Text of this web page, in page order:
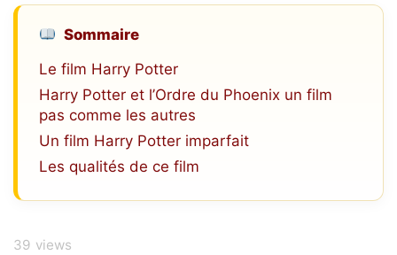
Sommaire
Le film Harry Potter
Harry Potter et l’Ordre du Phoenix un film
pas comme les autres
Un film Harry Potter imparfait
Les qualités de ce film
39 views